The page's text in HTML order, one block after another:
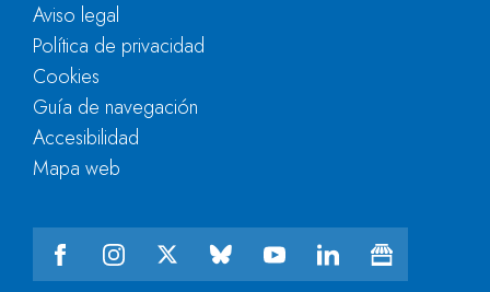
Aviso legal
Política de privacidad
Cookies
Guía de navegación
Accesibilidad
Mapa web